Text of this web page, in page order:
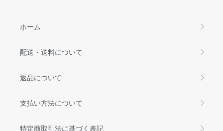
ホーム
配送・送料について
返品について
支払い方法について
特定商取引法に基づく表記